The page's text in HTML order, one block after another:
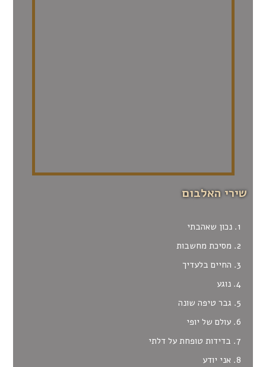
שירי האלבום
1. נכון שאהבתי
2. מסיכת מחשבות
3. החיים בלעדיך
4. נוגע
5. גבר טיפה שונה
6. עולם של יופי
7. בדידות טופחת על דלתי
8. אני יודע